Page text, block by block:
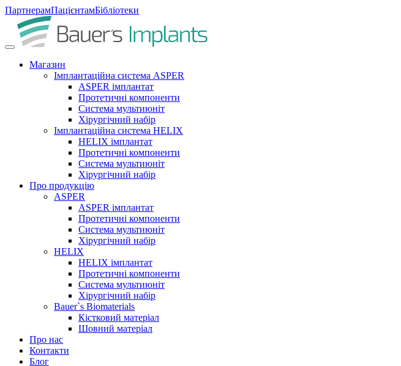
ПартнерамПацієнтамБібліотеки
Магазин
Імплантаційна система ASPER
ASPER імплантат
Протетичні компоненти
Система мультиюніт
Хірургічний набір
Імплантаційна система HELIX
HELIX імплантат
Протетичні компоненти
Система мультиюніт
Хірургічний набір
Про продукцію
ASPER
ASPER імплантат
Протетичні компоненти
Система мультиюніт
Хірургічний набір
HELIX
HELIX імплантат
Протетичні компоненти
Система мультиюніт
Хірургічний набір
Bauer`s Biomaterials
Кістковий матеріал
Шовний матеріал
Про нас
Контакти
Блог